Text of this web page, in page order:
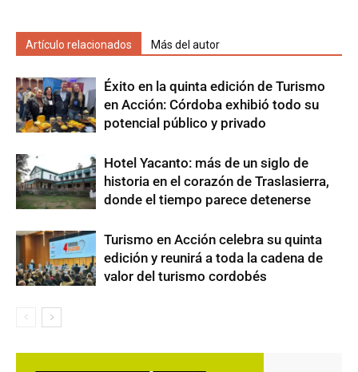
Artículo relacionados Más del autor
Éxito en la quinta edición de Turismo
en Acción: Córdoba exhibió todo su
potencial público y privado
Hotel Yacanto: más de un siglo de
historia en el corazón de Traslasierra,
donde el tiempo parece detenerse
Turismo en Acción celebra su quinta
edición y reunirá a toda la cadena de
valor del turismo cordobés